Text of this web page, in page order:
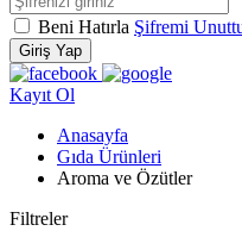
Beni Hatırla Şifremi
Giriş Yap
Kayıt Ol
Anasayfa
Gıda Ürünleri
Aroma ve Özütler
Filtreler